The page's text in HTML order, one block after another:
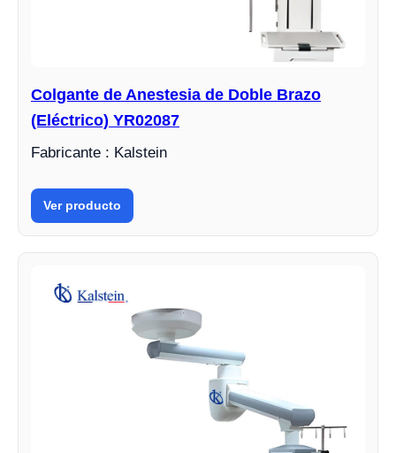
Colgante de Anestesia de Doble Brazo
(Eléctrico) YR02087
Fabricante : Kalstein
Ver producto